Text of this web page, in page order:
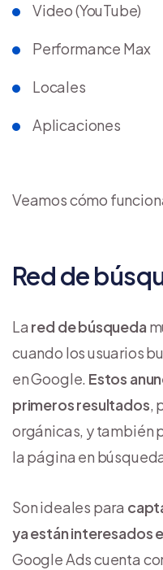
Video (YouTube)
Performance Max
Locales
Aplicaciones
Veamos cómo
Red de
La red de búsqueda
cuando los usuarios
en Google. Estos
primeros resultados,
orgánicas, y también
la página en
Son ideales para
ya están interesados
Google Ads cuenta